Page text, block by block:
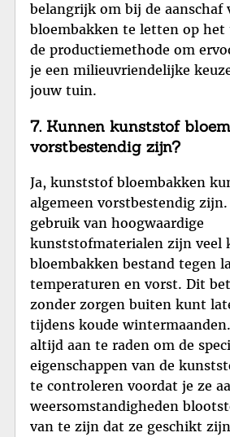
belangrijk om bij de aanschaf
bloembakken te letten op het
de productiemethode om
je een milieuvriendelijke
jouw tuin.
7. Kunnen kunststof
vorstbestendig zijn?
Ja, kunststof bloembakken
algemeen vorstbestendig
gebruik van hoogwaardige
kunststofmaterialen zijn veel
bloembakken bestand tegen
temperaturen en vorst. Dit
zonder zorgen buiten kunt
tijdens koude
altijd aan te raden om de
eigenschappen van de
te controleren voordat je ze
weersomstandigheden
van te zijn dat ze geschikt